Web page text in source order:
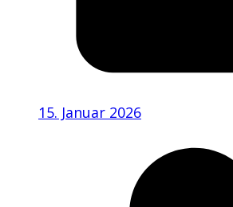
15. Januar 2026